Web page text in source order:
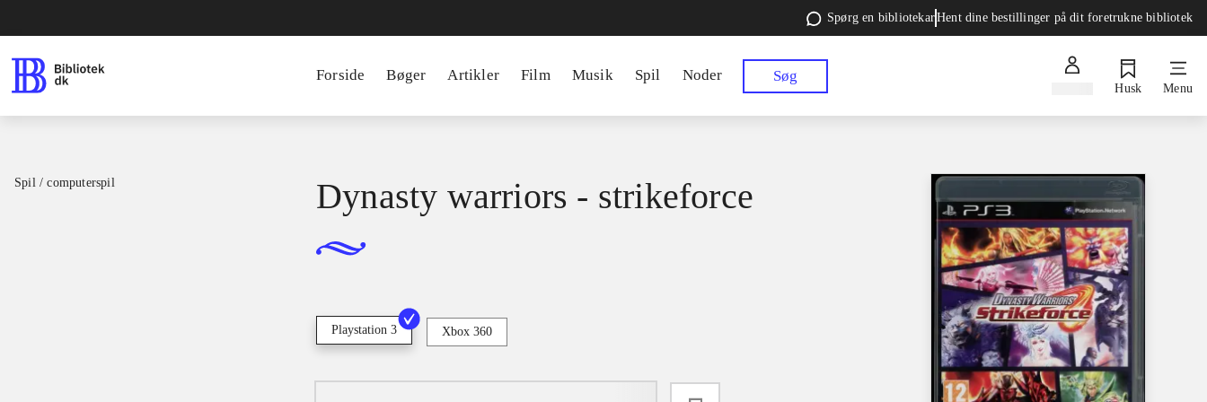
Spørg en bibliotekarHent dine bestillinger på dit foretrukne bibliotek
Forside Bøger Artikler Film Musik Spil Noder Søg
Husk Menu
Spil / computerspil Dynasty warriors - strikeforce
Playstation 3 Xbox 360